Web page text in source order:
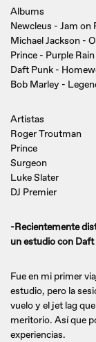
Albums
Newcleus - Jam on
Michael Jackson -
Prince - Purple Rain
Daft Punk -
Bob Marley -
Artistas
Roger Troutman
Prince
Surgeon
Luke Slater
DJ Premier
-Recientemente
un estudio con Daft
Fue en mi primer
estudio, pero la
vuelo y el jet lag
meritorio. Así que
experiencias.